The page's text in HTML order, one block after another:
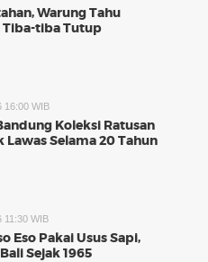
Warung Tahu
Tiba-tiba Tutup
16:00 WIB
Koleksi Ratusan
Lawas Selama 20 Tahun
11:30 WIB
Eso Pakai Usus Sapi,
Sejak 1965